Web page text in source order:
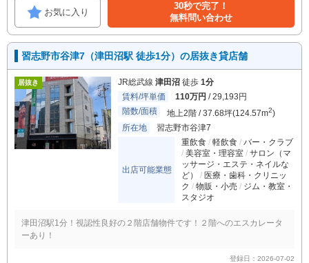
お気に入り
30秒で完了！
無料問い合わせ
習志野市谷津7（津田沼駅 徒歩1分）の居抜き貸店舗
居抜き JR総武線 津田沼 徒歩 1分
賃料/坪単価
110万円 / 29,193円
階数/面積
地上2階 / 37.68坪(124.57m2)
所在地
習志野市谷津7
出店可能業態
重飲食 軽飲食
バー・クラブ
美容室・理容室
サロン（マ
ッサージ・エステ・ネイルな
ど）
医療・歯科・クリニッ
ク
物販・小売
ジム・教室・
スタジオ
津田沼駅1分！視認性良好の２階店舗物件です！２階へのエスカレータ
ーあり！
登録日：2026-07-02